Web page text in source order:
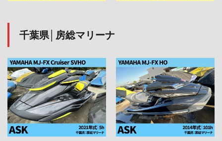
千葉県│房総マリーナ